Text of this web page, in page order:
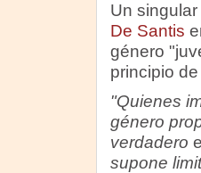
Un
De Santis
género
principio
"Quienes
género
verdadero
supone